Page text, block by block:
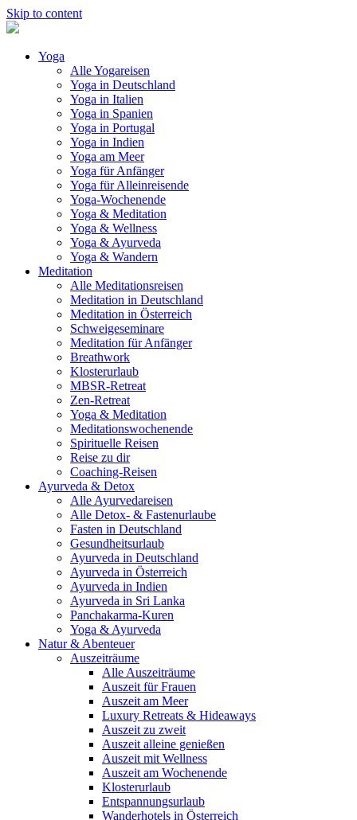
Skip to content
Yoga
Alle Yogareisen
Yoga in Deutschland
Yoga in Italien
Yoga in Spanien
Yoga in Portugal
Yoga in Indien
Yoga am Meer
Yoga für Anfänger
Yoga für Alleinreisende
Yoga-Wochenende
Yoga & Meditation
Yoga & Wellness
Yoga & Ayurveda
Yoga & Wandern
Meditation
Alle Meditationsreisen
Meditation in Deutschland
Meditation in Österreich
Schweigeseminare
Meditation für Anfänger
Breathwork
Klosterurlaub
MBSR-Retreat
Zen-Retreat
Yoga & Meditation
Meditationswochenende
Spirituelle Reisen
Reise zu dir
Coaching-Reisen
Ayurveda & Detox
Alle Ayurvedareisen
Alle Detox- & Fastenurlaube
Fasten in Deutschland
Gesundheitsurlaub
Ayurveda in Deutschland
Ayurveda in Österreich
Ayurveda in Indien
Ayurveda in Sri Lanka
Panchakarma-Kuren
Yoga & Ayurveda
Natur & Abenteuer
Auszeiträume
Alle Auszeiträume
Auszeit für Frauen
Auszeit am Meer
Luxury Retreats & Hideaways
Auszeit zu zweit
Auszeit alleine genießen
Auszeit mit Wellness
Auszeit am Wochenende
Klosterurlaub
Entspannungsurlaub
Wanderhotels in Österreich